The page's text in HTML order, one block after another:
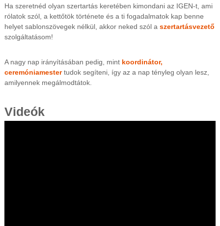
Ha szeretnéd olyan szertartás keretében kimondani az IGEN-t, ami
rólatok szól, a kettőtök története és a ti fogadalmatok kap benne
helyet sablonszövegek nélkül, akkor neked szól a szertartásvezető
szolgáltatásom!
A nagy nap irányításában pedig, mint koordinátor,
ceremóniamestertudok segíteni, így az a nap tényleg olyan lesz,
amilyennek megálmodtátok.
Videók